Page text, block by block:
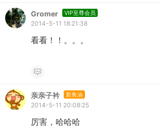
Gromer VIP至尊会员
2014-5-11 18:21:38
看看！！。。。
亲亲子衿 新鱼油
2014-5-11 20:08:25
厉害，哈哈哈